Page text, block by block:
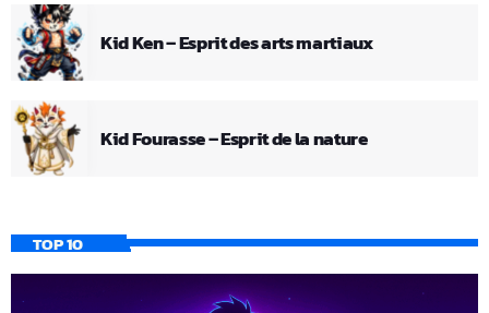
Kid Ken – Esprit des arts martiaux
Kid Fourasse – Esprit de la nature
TOP 10